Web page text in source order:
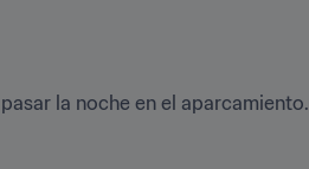
la noche en el aparcamiento.